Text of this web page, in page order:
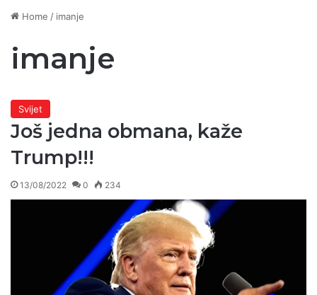
Home / imanje
imanje
Svijet
Još jedna obmana, kaže
Trump!!!
13/08/2022 0 234